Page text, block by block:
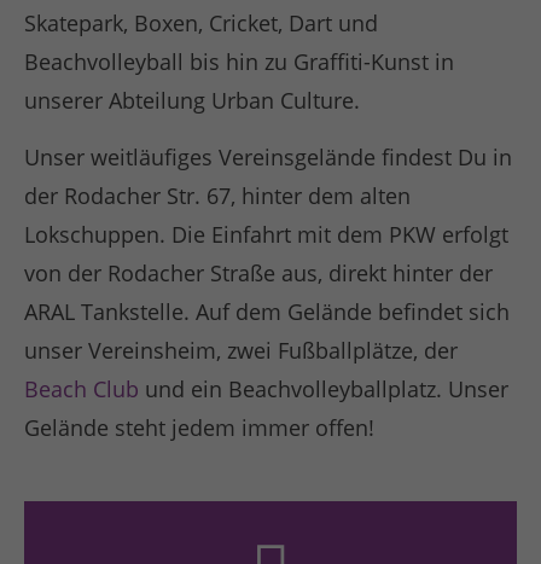
Skatepark, Boxen, Cricket, Dart und
Beachvolleyball bis hin zu Graffiti-Kunst in
unserer Abteilung Urban Culture.
Unser weitläufiges Vereinsgelände findest Du in
der Rodacher Str. 67, hinter dem alten
Lokschuppen. Die Einfahrt mit dem PKW erfolgt
von der Rodacher Straße aus, direkt hinter der
ARAL Tankstelle. Auf dem Gelände befindet sich
unser Vereinsheim, zwei Fußballplätze, der
Beach Club und ein Beachvolleyballplatz. Unser
Gelände steht jedem immer offen!